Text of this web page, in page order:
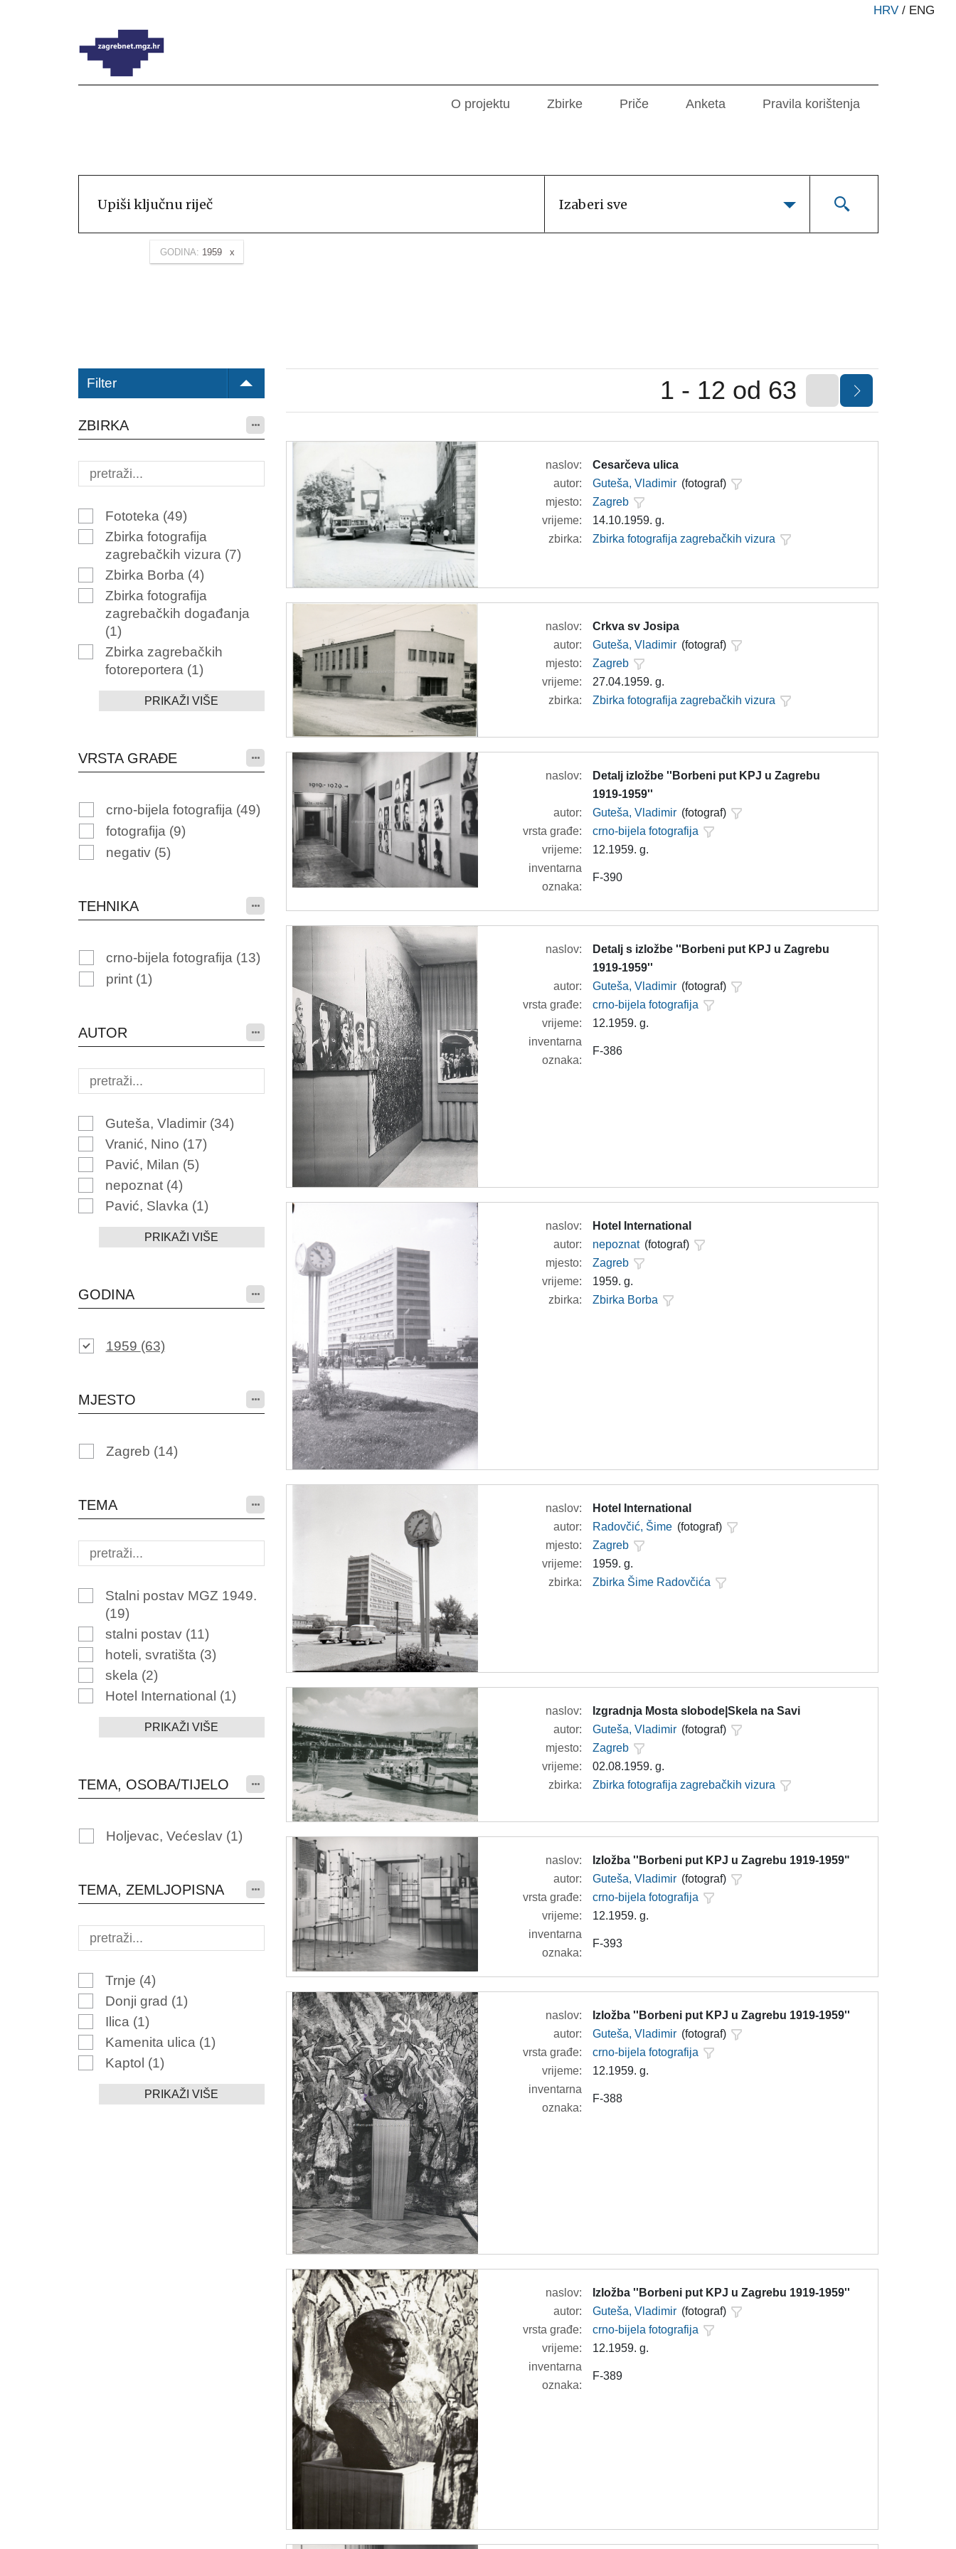
HRV / ENG
O projektu Zbirke Priče Anketa Pravila korištenja
Izaberi sve
GODINA: 1959
Filter
ZBIRKA
Fototeka (49)
Zbirka fotografija
zagrebačkih vizura (7)
Zbirka Borba (4)
Zbirka fotografija
zagrebačkih događanja
(1)
Zbirka zagrebačkih
fotoreportera (1)
PRIKAŽI VIŠE
VRSTA GRAĐE
crno-bijela fotografija (49)
fotografija (9)
negativ (5)
TEHNIKA
crno-bijela fotografija (13)
print (1)
AUTOR
Guteša, Vladimir (34)
Vranić, Nino (17)
Pavić, Milan (5)
nepoznat (4)
Pavić, Slavka (1)
PRIKAŽI VIŠE
GODINA
1959 (63)
MJESTO
Zagreb (14)
TEMA
Stalni postav MGZ 1949.
(19)
stalni postav (11)
hoteli, svratišta (3)
skela (2)
Hotel International (1)
PRIKAŽI VIŠE
TEMA, OSOBA/TIJELO
Holjevac, Većeslav (1)
TEMA, ZEMLJOPISNA
Trnje (4)
Donji grad (1)
Ilica (1)
Kamenita ulica (1)
Kaptol (1)
PRIKAŽI VIŠE
1 - 12 od 63
naslov:
Cesarčeva ulica
autor:
Guteša, Vladimir (fotograf)
mjesto:
Zagreb
vrijeme:
14.10.1959. g.
zbirka:
Zbirka fotografija zagrebačkih vizura
naslov:
Crkva sv Josipa
autor:
Guteša, Vladimir (fotograf)
mjesto:
Zagreb
vrijeme:
27.04.1959. g.
zbirka:
Zbirka fotografija zagrebačkih vizura
naslov:
Detalj izložbe ''Borbeni put KPJ u Zagrebu
1919-1959''
autor:
Guteša, Vladimir (fotograf)
vrsta građe:
crno-bijela fotografija
vrijeme:
12.1959. g.
inventarna
oznaka:
F-390
naslov:
Detalj s izložbe ''Borbeni put KPJ u Zagrebu
1919-1959''
autor:
Guteša, Vladimir (fotograf)
vrsta građe:
crno-bijela fotografija
vrijeme:
12.1959. g.
inventarna
oznaka:
F-386
naslov:
Hotel International
autor:
nepoznat (fotograf)
mjesto:
Zagreb
vrijeme:
1959. g.
zbirka:
Zbirka Borba
naslov:
Hotel International
autor:
Radovčić, Šime (fotograf)
mjesto:
Zagreb
vrijeme:
1959. g.
zbirka:
Zbirka Šime Radovčića
naslov:
Izgradnja Mosta slobode|Skela na Savi
autor:
Guteša, Vladimir (fotograf)
mjesto:
Zagreb
vrijeme:
02.08.1959. g.
zbirka:
Zbirka fotografija zagrebačkih vizura
naslov:
Izložba ''Borbeni put KPJ u Zagrebu 1919-1959"
autor:
Guteša, Vladimir (fotograf)
vrsta građe:
crno-bijela fotografija
vrijeme:
12.1959. g.
inventarna
oznaka:
F-393
naslov:
Izložba ''Borbeni put KPJ u Zagrebu 1919-1959''
autor:
Guteša, Vladimir (fotograf)
vrsta građe:
crno-bijela fotografija
vrijeme:
12.1959. g.
inventarna
oznaka:
F-388
naslov:
Izložba ''Borbeni put KPJ u Zagrebu 1919-1959''
autor:
Guteša, Vladimir (fotograf)
vrsta građe:
crno-bijela fotografija
vrijeme:
12.1959. g.
inventarna
oznaka:
F-389